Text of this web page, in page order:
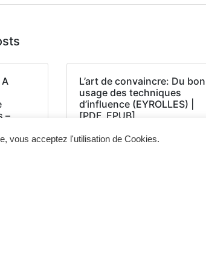
A
–
L’art de convaincre: Du bon
usage des techniques
d’influence (EYROLLES) |
[PDF, EPUB]
vous acceptez l'utilisation de Cookies.